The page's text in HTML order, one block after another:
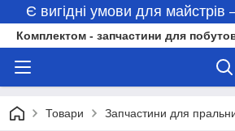
Є вигідні умови для
Комплектом - запчастини для
Товари Запчастини для